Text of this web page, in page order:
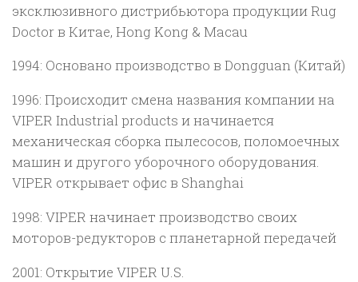
эксклюзивного дистрибьютора продукции Rug
Doctor в Китае, Hong Kong & Macau
1994: Основано производство в Dongguan (Китай)
1996: Происходит смена названия компании на
VIPER Industrial products и начинается
механическая сборка пылесосов, поломоечных
машин и другого уборочного оборудования.
VIPER открывает офис в Shanghai
1998: VIPER начинает производство своих
моторов-редукторов с планетарной передачей
2001: Открытие VIPER U.S.